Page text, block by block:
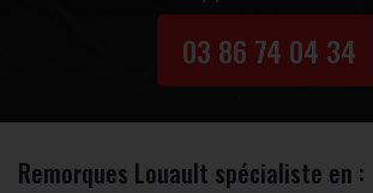
03 86 74 04 34
Remorques Louault spécialiste en :